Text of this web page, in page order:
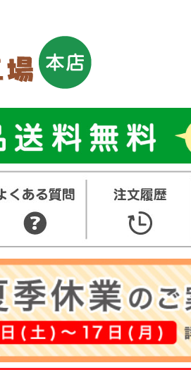
お名前シ
ル
お買い得
その他
注文履歴